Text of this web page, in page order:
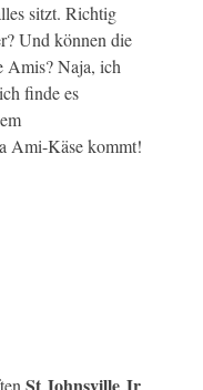
sitzt. Richtig
Und können die
Amis? Naja, ich
finde es
Ami-Käse kommt!
St Johnsville Jr